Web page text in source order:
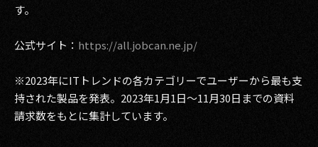
す。
公式サイト： https://all.jobcan.ne.jp/
※2023年にITトレンドの各カテゴリーでユーザーから最も支
持された製品を発表。2023年1月1日～11月30日までの資料
請求数をもとに集計しています。